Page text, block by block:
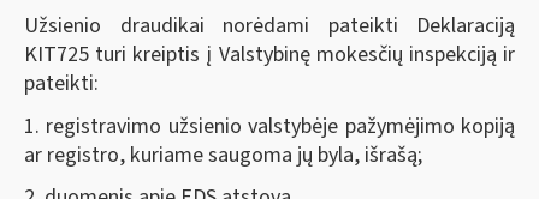
Užsienio draudikai norėdami pateikti Deklaraciją
KIT725 turi kreiptis į Valstybinę mokesčių inspekciją ir
pateikti:
1. registravimo užsienio valstybėje pažymėjimo kopiją
ar registro, kuriame saugoma jų byla, išrašą;